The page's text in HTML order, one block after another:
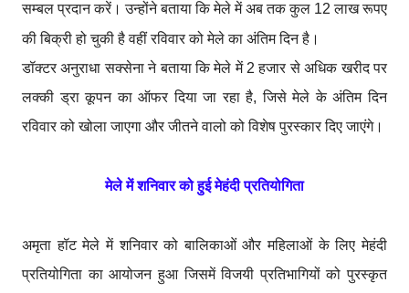
सम्बल प्रदान करें। उन्होंने बताया कि मेले में अब तक कुल 12 लाख रूपए
की बिक्री हो चुकी है वहीं रविवार को मेले का अंतिम दिन है।
डॉक्टर अनुराधा सक्सेना ने बताया कि मेले में 2 हजार से अधिक खरीद पर
लक्की ड्रा कूपन का ऑफर दिया जा रहा है, जिसे मेले के अंतिम दिन
रविवार को खोला जाएगा और जीतने वालो को विशेष पुरस्कार दिए जाएंगे।
मेले में शनिवार को हुई मेहंदी प्रतियोगिता
अमृता हॉट मेले में शनिवार को बालिकाओं और महिलाओं के लिए मेहंदी
प्रतियोगिता का आयोजन हुआ जिसमें विजयी प्रतिभागियों को पुरस्कृत